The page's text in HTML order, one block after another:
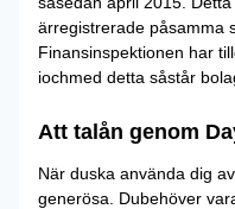
ärregistrerade påsamma
Finansinspektionen har
iochmed detta såstår
Att talån genom
När duska använda dig
generösa. Dubehöver